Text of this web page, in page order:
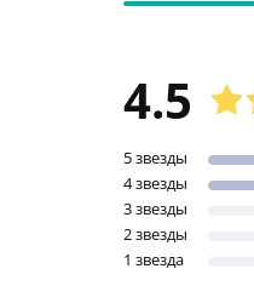
4.5
5 звезды
4 звезды
3 звезды
2 звезды
1 звезда